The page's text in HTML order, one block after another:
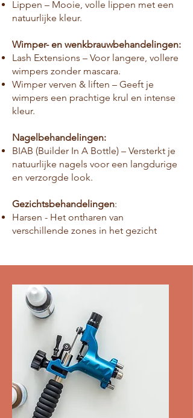
Lippen – Mooie, volle lippen met een
natuurlijke kleur.
Wimper- en wenkbrauwbehandelingen:
Lash Extensions – Voor langere, vollere
wimpers zonder mascara.
Wimper verven & liften – Geeft je
wimpers een prachtige krul en intense
kleur.
Nagelbehandelingen:
BIAB (Builder In A Bottle) – Versterkt je
natuurlijke nagels voor een langdurige
en verzorgde look.
Gezichtsbehandelingen:
Harsen - Het ontharen van
verschillende zones in het gezicht